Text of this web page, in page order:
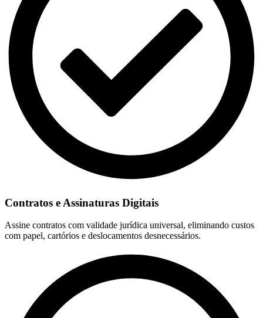
Contratos e Assinaturas Digitais
Assine contratos com validade jurídica universal, eliminando custos
com papel, cartórios e deslocamentos desnecessários.